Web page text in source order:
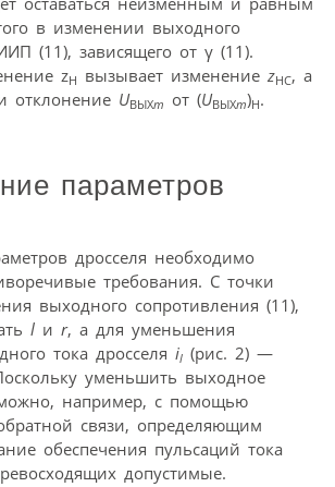
в изменении выходного
(11), зависящего от γ (11).
zН вызывает изменение zНС, а
отклонение UВЫХm от (UВЫХm)Н.
параметров
дросселя необходимо
требования. С точки
выходного сопротивления (11),
l и r, а для уменьшения
тока дросселя il (рис. 2) —
уменьшить выходное
например, с помощью
связи, определяющим
обеспечения пульсаций тока
допустимые.